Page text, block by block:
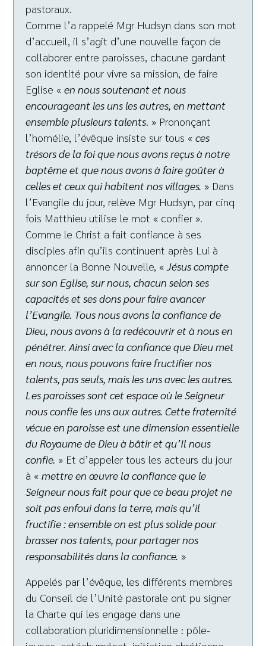
pastoraux.
Comme l’a rappelé Mgr Hudsyn dans son mot
d’accueil, il s’agit d’une nouvelle façon de
collaborer entre paroisses, chacune gardant
son identité pour vivre sa mission, de faire
Eglise «en nous soutenant et nous
encourageant les uns les autres, en mettant
ensemble plusieurs talents . » Prononçant
l’homélie, l’évêque insiste sur tous «ces
trésors de la foi que nous avons reçus à notre
baptême et que nous avons à faire goûter à
celles et ceux qui habitent nos villages. » Dans
l’Evangile du jour, relève Mgr Hudsyn, par cinq
fois Matthieu utilise le mot « confier ».
Comme le Christ a fait confiance à ses
disciples afin qu’ils continuent après Lui à
annoncer la Bonne Nouvelle, « Jésus compte
sur son Eglise, sur nous, chacun selon ses
capacités et ses dons pour faire avancer
l’Evangile. Tous nous avons la confiance de
Dieu, nous avons à la redécouvrir et à nous en
pénétrer. Ainsi avec la confiance que Dieu met
en nous, nous pouvons faire fructifier nos
talents, pas seuls, mais les uns avec les autres.
Les paroisses sont cet espace où le Seigneur
nous confie les uns aux autres. Cette fraternité
vécue en paroisse est une dimension essentielle
du Royaume de Dieu à bâtir et qu’Il nous
confie. » Et d’appeler tous les acteurs du jour
à «mettre en œuvre la confiance que le
Seigneur nous fait pour que ce beau projet ne
soit pas enfoui dans la terre, mais qu’il
fructifie : ensemble on est plus solide pour
brasser nos talents, pour partager nos
responsabilités dans la confiance. »
Appelés par l’évêque, les différents membres
du Conseil de l’Unité pastorale ont pu signer
la Charte qui les engage dans une
collaboration pluridimensionnelle : pôle-